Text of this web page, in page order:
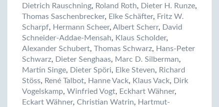
Dietrich Rauschning, Roland Roth, Dieter H. Runze,
Thomas Saschenbrecker, Elke Schäfter, Fritz W.
Scharpf, Hermann Scheer, Albert Scherr, David
Schneider-Addae-Mensah, Klaus Scholder,
Alexander Schubert, Thomas Schwarz, Hans-Peter
Schwarz, Dieter Senghaas, Marc D. Silberman,
Martin Singe, Dieter Spöri, Elke Steven, Richard
Stöss, René Talbot, Hanne Vack, Klaus Vack, Dirk
Vogelskamp, Winfried Vogt, Eckhart Wähner,
Eckart Wähner, Christian Watrin, Hartmut-